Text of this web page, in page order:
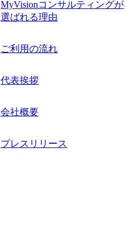
MyVisionコンサルティングが
選ばれる理由
ご利用の流れ
代表挨拶
会社概要
プレスリリース